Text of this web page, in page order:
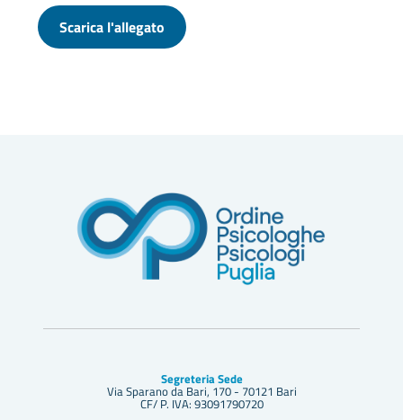
Scarica l'allegato
Segreteria Sede
Via Sparano da Bari, 170 - 70121 Bari
CF/ P. IVA: 93091790720